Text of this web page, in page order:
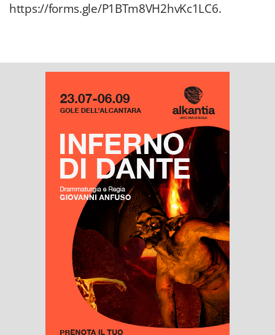
https://forms.gle/P1BTm8VH2hvKc1LC6.